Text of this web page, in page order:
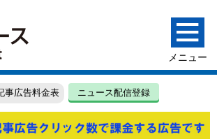
事広告料金表 ニュース配信登録